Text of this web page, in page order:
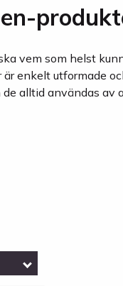
vem som helst
enkelt utformade
alltid användas av